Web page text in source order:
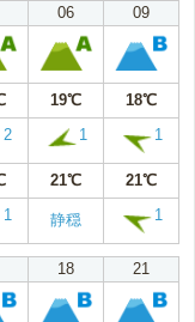
06 09
19℃ 18℃
2 1 1
21℃ 21℃
1 静穏 1
18 21